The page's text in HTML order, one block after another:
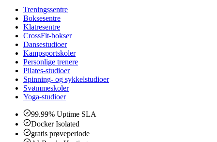
Treningssentre
Boksesentre
Klatresentre
CrossFit-bokser
Dansestudioer
Kampsportskoler
Personlige trenere
Pilates-studioer
Spinning- og sykkelstudioer
Svømmeskoler
Yoga-studioer
99.99% Uptime SLA
Docker Isolated
gratis prøveperiode